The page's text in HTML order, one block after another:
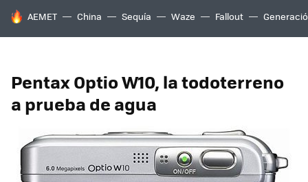
HOY SE HABLA DE
AEMET China Sequía Waze Fallout
Pentax Optio W10, la todoterreno
a prueba de agua